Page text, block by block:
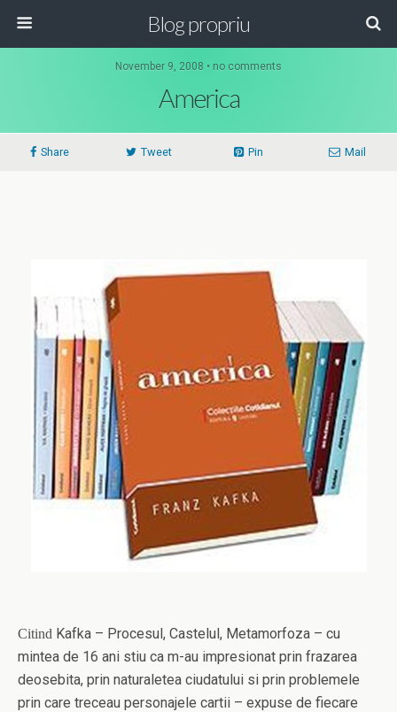
Blog propriu
November 9, 2008 • no comments
America
Share Tweet Pin Mail
Citind Kafka – Procesul, Castelul, Metamorfoza – cu
mintea de 16 ani stiu ca m-au impresionat prin frazarea
deosebita, prin naturaletea ciudatului si prin problemele
prin care treceau personajele cartii – expuse de fiecare